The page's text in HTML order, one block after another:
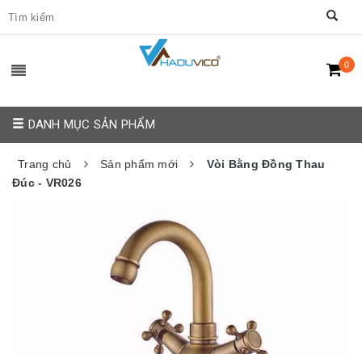
0
DANH MỤC SẢN PHẨM
Trang chủ Sản phẩm mới
Vòi Bằng Đồng Thau
Đúc - VR026